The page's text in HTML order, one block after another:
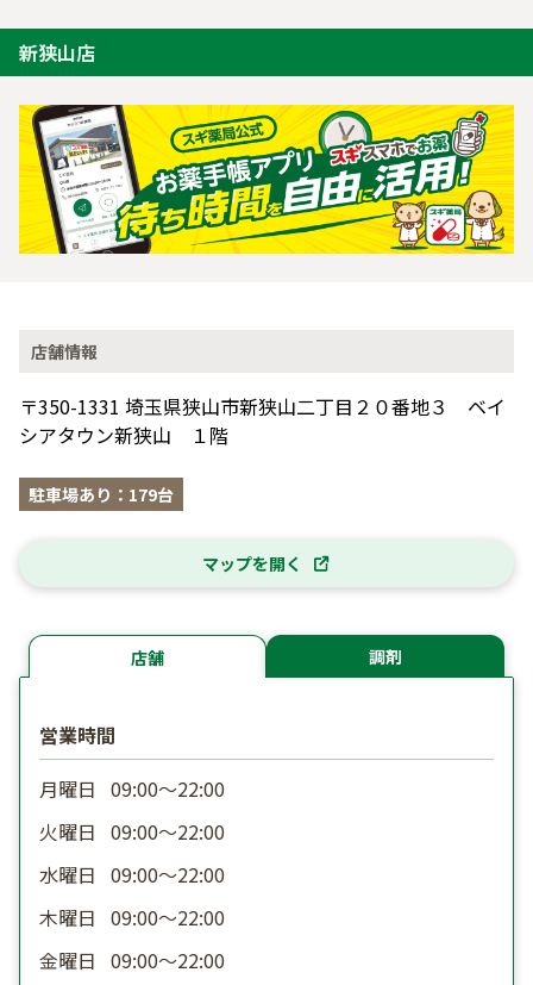
新狭山店
店舗情報
〒350-1331 埼玉県狭山市新狭山二丁目２０番地３ ベイ
シアタウン新狭山 １階
駐車場あり：179台
マップを開く
店舗 調剤
営業時間
月曜日 09:00〜22:00
火曜日 09:00〜22:00
水曜日 09:00〜22:00
木曜日 09:00〜22:00
金曜日 09:00〜22:00